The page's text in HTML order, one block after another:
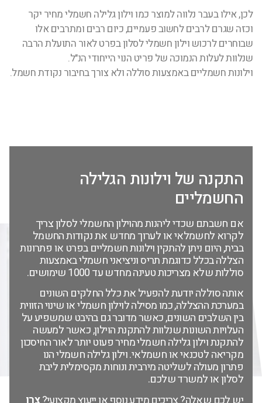
לכן, אילו בעבר נלווה למוצר כמו וילון גלילה חשמלי מחיר יקר
וכזה שגרם לרבים לחשוב פעמיים, כיום רבים ומתרבים אלו
שבוחרים לרכוש וילון חשמלי לסלון בפרט לאור התועלת הרבה
שנלוות לעלות הנמוכה של פריט הנוי הייחודי הנ"ל.
וילונות חשמליים באמצעות סוללה ולא צורך בחיבור נקודת חשמל.
התקנה של וילונות הגלילה
החשמליים
אם חשבתם שכדי ליהנות מהוילון החשמלי לסלון צריך
לקרוא לחשמלאי או לערוך מחדש את נקודות החשמל
בבית, היום ניתן להתקין וילונות חשמליים בפרט או פתרונות
הצללה בכלל כדוגמת תריס וניציאני חשמלי באמצעות
סוללות שלא מצריכות טעינה מחדש עד 1000 שימושים.
אותה סוללה יודעת להפעיל את כלל החלקים השונים
במערכת ההצללה, כמו מסילה לוילון חשמלי או שינוי הזווית
בין השלבים השונים, כאשר מדובר גם בהיבט שמשפיע על
העלויות השונות שנלוות להתקנת הוילון, כאשר למעשה
להתקנת וילון גלילה חשמלי מחיר פעוט יותר לאור החיסכון
מקריאה לטכנאי או חשמלאי. וילון גלילה חשמלי הנו
פתרון מעולה לשליטה מירבית ונוחות מקסימלית ליבת
לסלון או למשרד שלכם.